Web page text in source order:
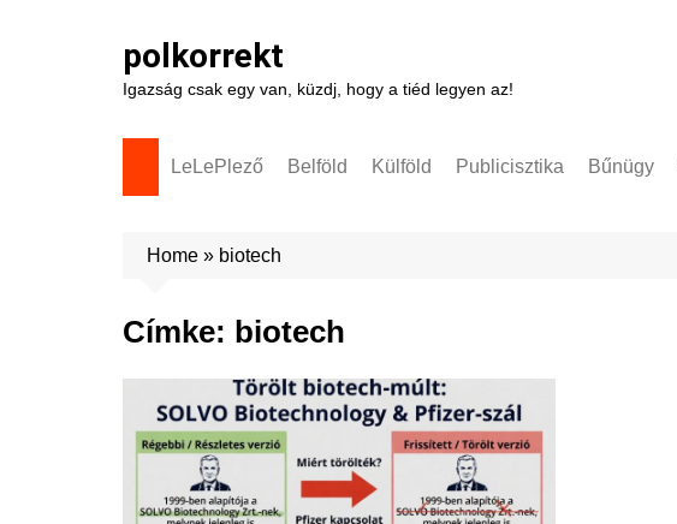
polkorrekt
Igazság csak egy van, küzdj, hogy a tiéd legyen az!
LeLePlező Belföld Külföld Publicisztika Bűnügy
Home » biotech
Címke: biotech